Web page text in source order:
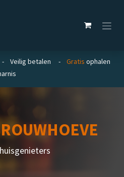
- Veilig betalen - Gratis ophalen